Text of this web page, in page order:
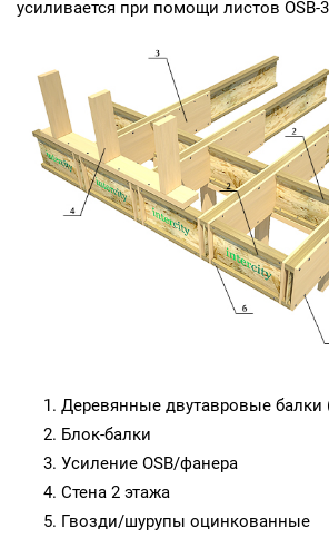
усиливается при помощи листов
Деревянные двутавровые балки
Блок-балки
Усиление OSB/фанера
Стена 2 этажа
Гвозди/шурупы оцинкованные